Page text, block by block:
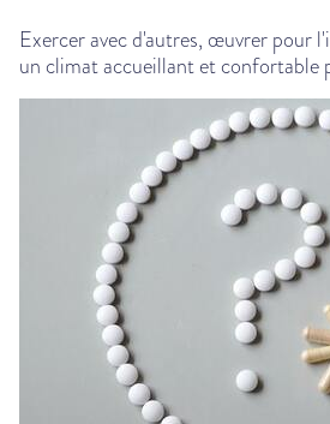
Exercer avec d'autres, œuvrer pour
un climat accueillant et confortable